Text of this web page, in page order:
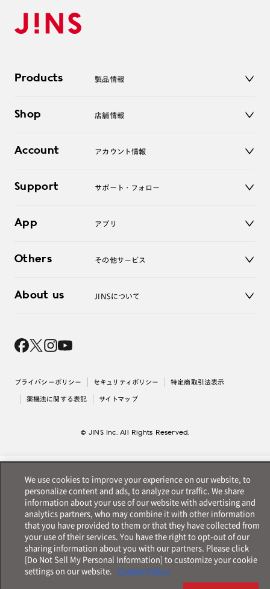
Products 製品情報
サングラス
コンタクトレンズ
アクセサリー
Shop 店舗情報
オンラインショップ
Account アカウント情報
ログアウト
Support サポート・フォロー
よくあるご質問
お問い合わせ
App アプリ
Others その他サービス
レンズ交換
About us JINSについて
採用情報
出店について
プライバシーポリシー セキュリティポリシー 特定商取引法表示
薬機法に関する表記 サイトマップ
© JINS Inc. All Rights Reserved.
We use cookies to improve your experience on our website, to
personalize content and ads, to analyze our traffic. We share
information about your use of our website with advertising and
analytics partners, who may combine it with other information
that you have provided to them or that they have collected from
your use of their services. You have the right to opt-out of our
sharing information about you with our partners. Please click
[Do Not Sell My Personal Information] to customize your cookie
settings on our website. Cookie Policy